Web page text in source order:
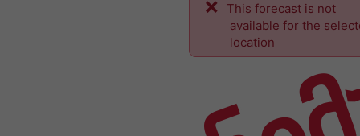
This forecast is not
available for the
location